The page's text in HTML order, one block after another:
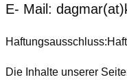
E- Mail:
Die Inhalte unserer